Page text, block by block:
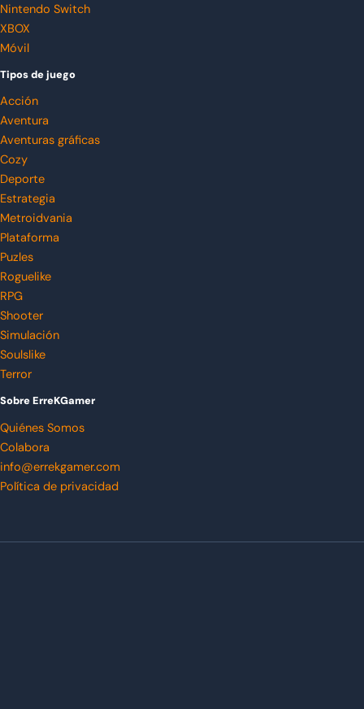
Nintendo Switch
XBOX
Móvil
Tipos de juego
Acción
Aventura
Aventuras gráficas
Cozy
Deporte
Estrategia
Metroidvania
Plataforma
Puzles
Roguelike
RPG
Shooter
Simulación
Soulslike
Terror
Sobre ErreKGamer
Quiénes Somos
Colabora
info@errekgamer.com
Política de privacidad